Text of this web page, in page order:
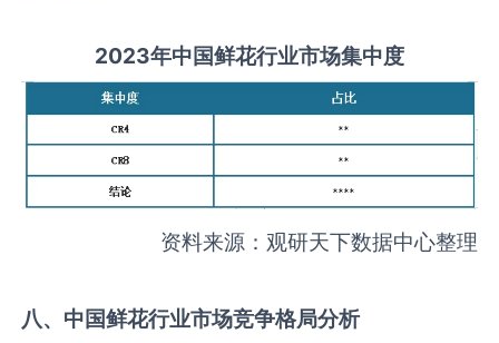
2023年中国鲜花行业市场集中度
资料来源：观研天下数据中心整理
八、中国鲜花行业市场竞争格局分析